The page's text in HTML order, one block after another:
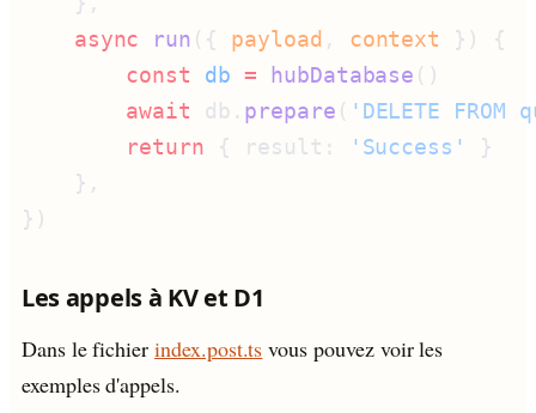
    async
run ({ payload , context
        const
db = hubDatabase
        await
db. prepare ( 'DELETE
        return
{ result: 'Success'
Les appels à KV et D1
Dans le fichierindex.post.ts vous pouvez voir les
exemples d'appels.